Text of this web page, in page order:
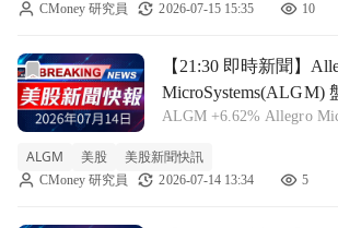
術指標來看，KD
CMoney 研究員 2026-07-15 15:35 10
前往【21:30 即時新聞】Allegro
【21:30 即時新聞】
MicroSystems(ALGM)
6% 技術指標低檔轉
ALGM +6.62% Allegro
+6.784 美元，呈現明顯急
彈。最新價已明顯高於 7 月
ALGM 美股 美股新聞快訊
CMoney 研究員 2026-07-14 13:34 5